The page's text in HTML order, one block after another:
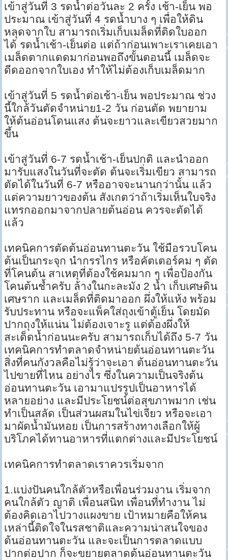
เข้าสู่วันที่ 3 รดน้ำต่อวันละ 2 ครั้ง เช้า-เย็น พอ
ประมาณ เข้าสู่วันที่ 4 รดน้ำบาง ๆ เพื่อให้ดิน
หลุดจากใบ สามารถเริ่มเก็บเมล็ดที่ติดใบออก
ได้ รดน้ำเช้า-เย็นต่อ แต่ถ้าก่อนเพาะเราเคยเอา
เมล็ดตากแดดมาก่อนพอถึงขั้นตอนนี้ เมล็ดจะ
ดีดออกจากใบเอง ทำให้ไม่ต้องเก็บเมล็ดมาก
เข้าสู่วันที่ 5 รดน้ำต่อเช้า-เย็น พอประมาณ ช่วง
นี้ใกล้วันตัดจำหน่าย1-2 วัน ก่อนตัด พยายาม
ให้ต้นอ่อนโดนแสง ต้นจะยาวและเขียวสวยมาก
ขึ้น
เข้าสู่วันที่ 6-7 รดน้ำเช้า-เย็นปกติ และนำออก
มารับแสงในวันที่จะตัด ต้นจะเริ่มเขียว สามารถ
ตัดได้ในวันที่ 6-7 หรืออาจจะนานกว่านั้น แล้ว
แต่ความยาวของต้น สังเกตว่าถ้าเริ่มเห็นใบจริง
แทรกออกมาจากปลายต้นอ่อน ควรจะตัดได้
แล้ว
เทคนิคการตัดต้นอ่อนทานตะวัน ใช้มือรวบโคน
ต้นเป็นกระจุก นำกรรไกร หรือคัตเตอร์คม ๆ ตัด
ที่โคนต้น สาเหตุที่ต้องใช้คมมาก ๆ เพื่อป้องกัน
โคนต้นช้ำครับ ล้างในกะละมัง 2 น้ำ เก็บเศษดิน
เศษราก และเมล็ดที่ติดมาออก ผึ่งให้แห้ง พร้อม
รับประทาน หรือจะแพ็คใส่ถุงเข้าตู้เย็น โดยมัด
ปากถุงให้แน่น ไม่ต้องเจาะรู แต่ต้องผึ่งให้
สะเด็ดน้ำก่อนนะครับ สามารถเก็บได้ถึง 5-7 วัน
เทคนิคการทำตลาดจำหน่ายต้นอ่อนทานตะวัน
สิ่งที่คนกังวลคือไม่รู้ว่าจะเอา ต้นอ่อนทานตะวัน
ไปขายที่ไหน อย่างไร ซึ่งในความเป็นจริงต้น
อ่อนทานตะวัน เอามาแปรรูปเป็นอาหารได้
หลายอย่าง และมีประโยชน์ต่อสุขภาพมาก เช่น
ทำเป็นสลัด เป็นส่วนผสมในไข่เจียว หรือจะเอา
มาผัดน้ำมันหอย เป็นการสร้างทางเลือกให้ผู้
บริโภคได้ทานอาหารที่แตกต่างและมีประโยชน์
เทคนิคการทำตลาดเราควรเริ่มจาก
1.แบ่งปันคนใกล้ตัวหรือเพื่อนร่วมงาน เริ่มจาก
คนใกล้ตัว ญาติ เพื่อนสนิท เพื่อนที่ทำงาน ไม่
ต้องคิดเอาไปวางแผงขาย เป้าหมายคือให้คน
เหล่านี้ติดใจในรสชาติและความน่าสนใจของ
ต้นอ่อนทานตะวัน และจะเป็นการตลาดแบบ
ปากต่อปาก ก็จะขยายตลาดต้นอ่อนทานตะวัน